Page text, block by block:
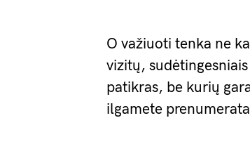
O važiuoti tenka ne
vizitų,
patikras, be kurių
ilgamete